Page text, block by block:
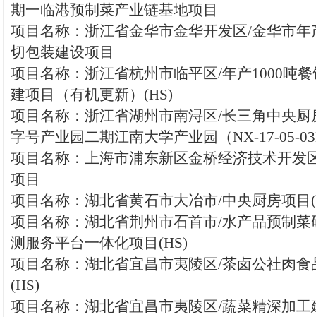
期一临港预制菜产业链基地项目
项目名称：浙江省金华市金华开发区/金华市年
切包装建设项目
项目名称：浙江省杭州市临平区/年产1000吨
建项目（有机更新）(HS)
项目名称：浙江省湖州市南浔区/长三角中央
字号产业园二期江南大学产业园（NX-17-05-
项目名称：上海市浦东新区金桥经济技术开发
项目
项目名称：湖北省黄石市大冶市/中央厨房项目
项目名称：湖北省荆州市石首市/水产品预制
测服务平台一体化项目(HS)
项目名称：湖北省宜昌市夷陵区/茶卤公社肉
(HS)
项目名称：湖北省宜昌市夷陵区/蔬菜精深加工